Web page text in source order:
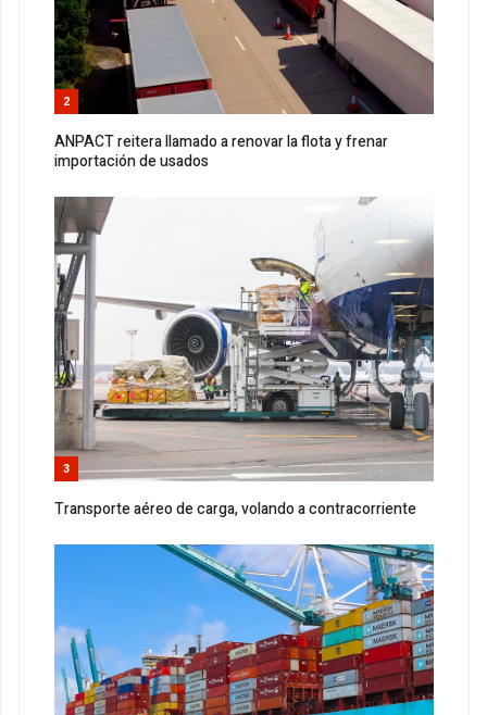
2
ANPACT reitera llamado a renovar la flota y frenar
importación de usados
3
Transporte aéreo de carga, volando a contracorriente